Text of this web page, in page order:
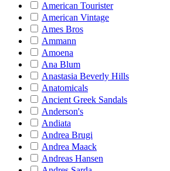
American Tourister
American Vintage
Ames Bros
Ammann
Amoena
Ana Blum
Anastasia Beverly Hills
Anatomicals
Ancient Greek Sandals
Anderson's
Andiata
Andrea Brugi
Andrea Maack
Andreas Hansen